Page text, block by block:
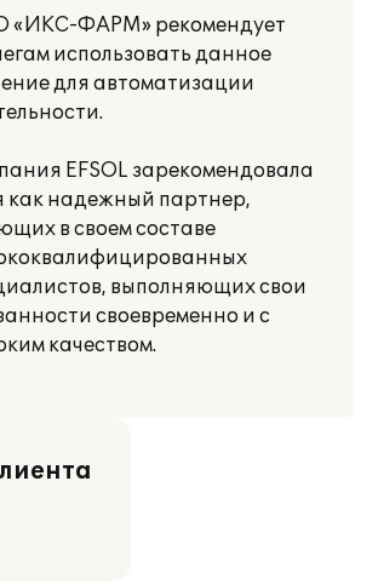
«ИКС-ФАРМ» рекомендует
использовать данное
для автоматизации
EFSOL зарекомендовала
как надежный партнер,
в своем составе
выполняющих свои
своевременно и с
качеством.